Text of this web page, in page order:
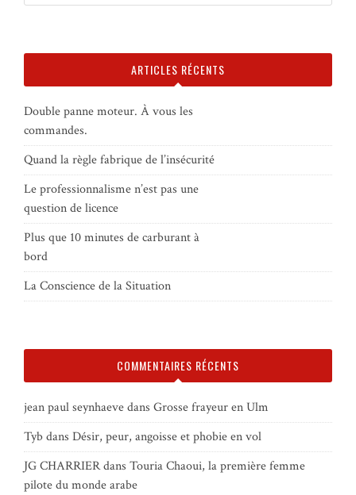
ARTICLES RÉCENTS
Double panne moteur. À vous les
commandes.
Quand la règle fabrique de l’insécurité
Le professionnalisme n’est pas une
question de licence
Plus que 10 minutes de carburant à
bord
La Conscience de la Situation
COMMENTAIRES RÉCENTS
jean paul seynhaevedans Grosse frayeur en Ulm
Tybdans Désir, peur, angoisse et phobie en vol
JG CHARRIERdans Touria Chaoui, la première femme
pilote du monde arabe